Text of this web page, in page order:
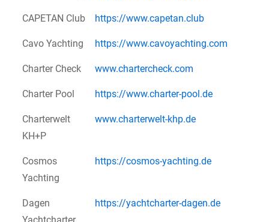
CAPETAN Club https://www.capetan.club
Cavo Yachting https://www.cavoyachting.com
Charter Check www.chartercheck.com
Charter Pool https://www.charter-pool.de
Charterwelt
KH+P
www.charterwelt-khp.de
Cosmos
Yachting
https://cosmos-yachting.de
Dagen
https://yachtcharter-dagen.de